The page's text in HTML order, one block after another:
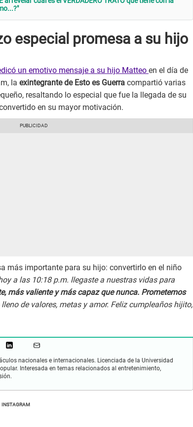
especial promesa a su hijo
un emotivo mensaje a su hijo Matteo en el día de
la exintegrante de Esto es Guerra compartió varias
resaltando lo especial que fue la llegada de su
en su mayor motivación.
más importante para su hijo: convertirlo en el niño
a las 10:18 p.m. llegaste a nuestras vidas para
más valiente y más capaz que nunca. Prometemos
lleno de valores, metas y amor. Feliz cumpleaños hijito,
nacionales e internacionales. Licenciada de la Universidad
Interesada en temas relacionados al entretenimiento,
INSTAGRAM